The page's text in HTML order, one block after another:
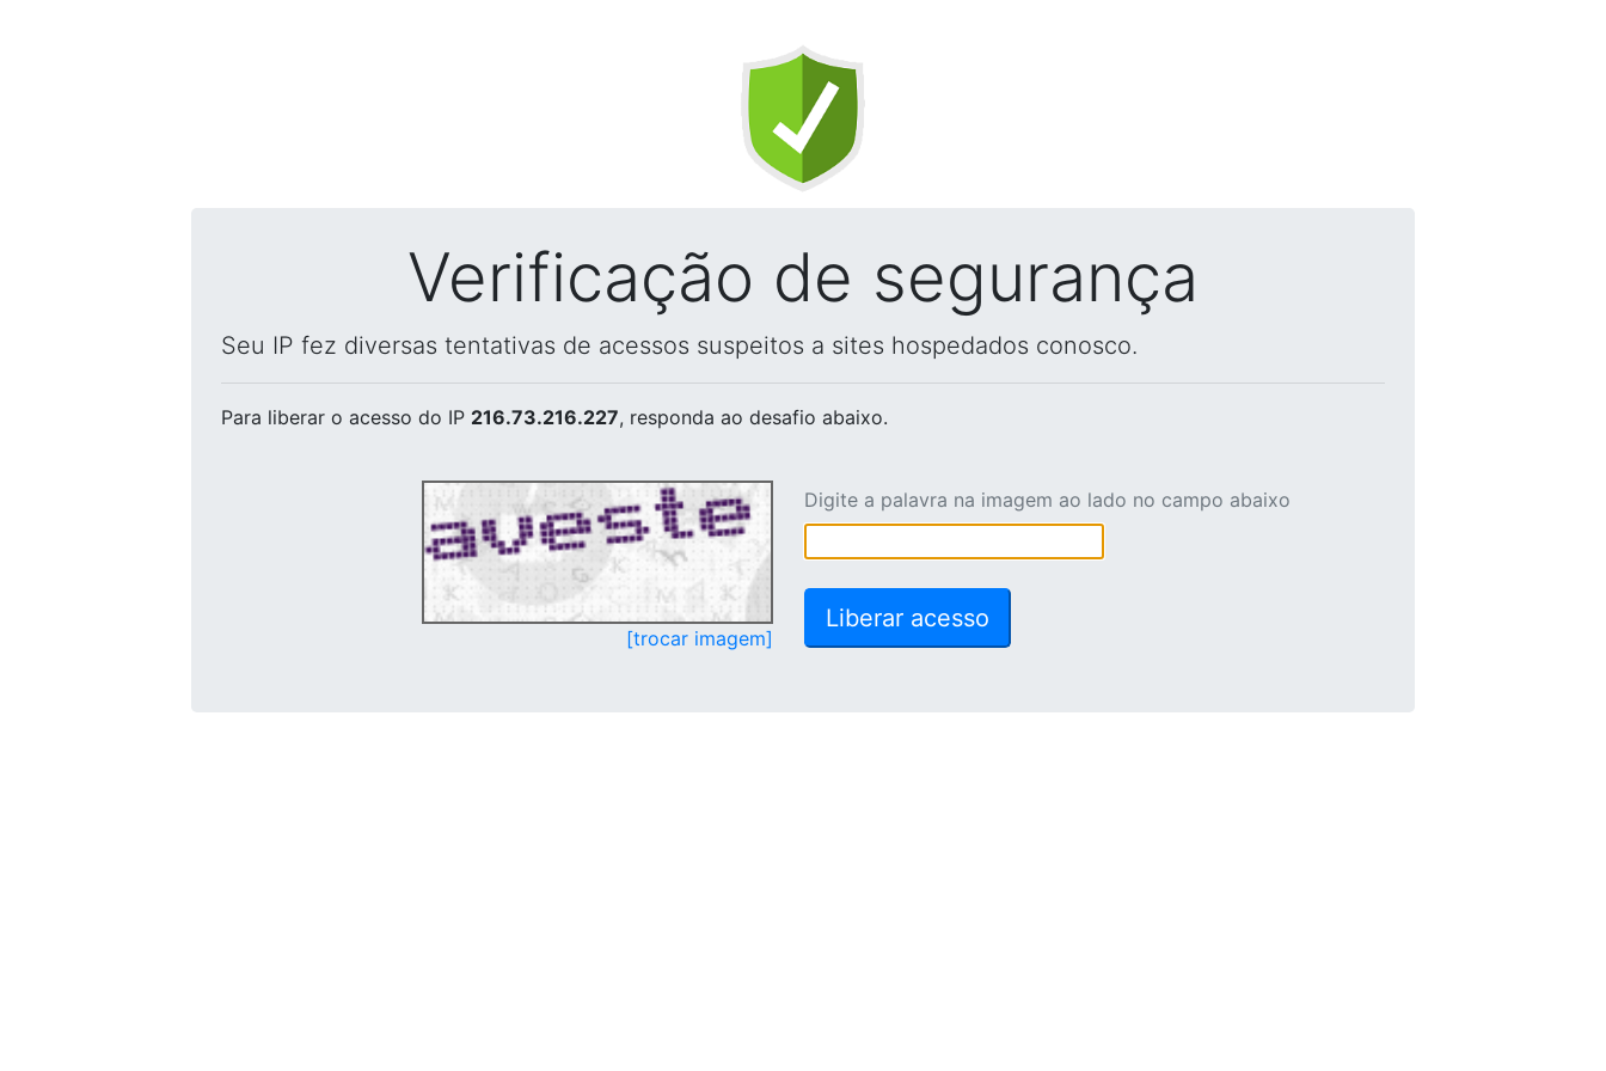
Verificação de segurança
Seu IP fez diversas tentativas de acessos suspeitos a sites hospedados conosco.
Para liberar o acesso do IP 216.73.216.227, responda ao desafio abaixo.
[trocar imagem]
Digite a palavra na imagem ao lado no campo abaixo